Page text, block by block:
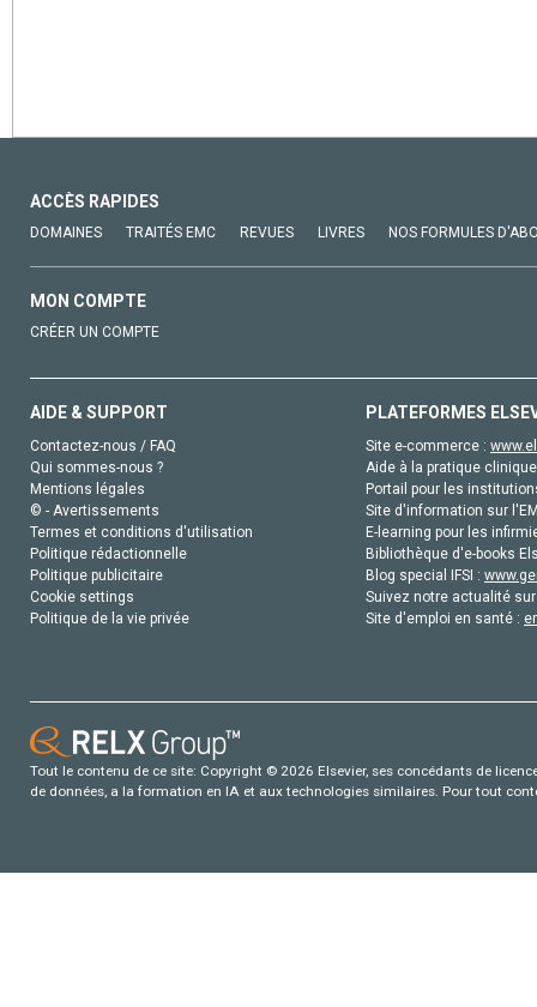
ACCÈS RAPIDES
DOMAINES TRAITÉS EMC REVUES LIVRES NOS FORMULES
MON COMPTE
CRÉER UN COMPTE
AIDE & SUPPORT
Contactez-nous / FAQ
Qui sommes-nous ?
Mentions légales
© - Avertissements
Termes et conditions d'utilisation
Politique rédactionnelle
Politique publicitaire
Cookie settings
Politique de la vie privée
PLATEFORMES
Site e-commerce :
Aide à la pratique
Portail pour les
Site d'information sur
E-learning pour les
Bibliothèque d'e-books
Blog special IFSI :
Suivez notre actualité
Site d'emploi en santé :
Tout le contenu de ce site: Copyright © 2026 Elsevier, ses concédants de
de données, a la formation en IA et aux technologies similaires. Pour tout